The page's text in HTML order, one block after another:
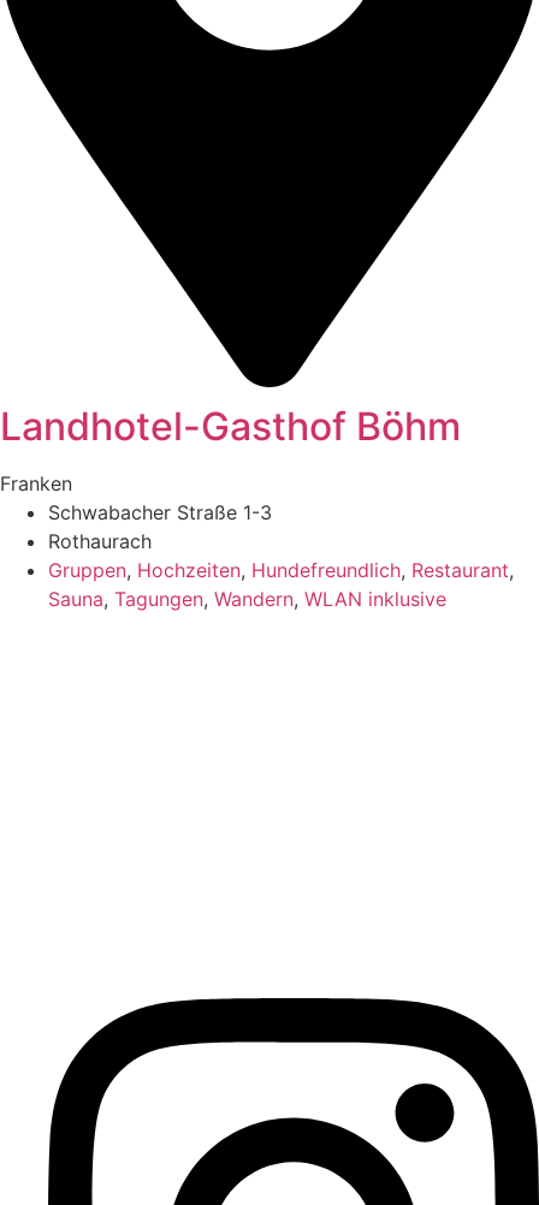
Landhotel-Gasthof Böhm
Franken
Schwabacher Straße 1-3
Rothaurach
Gruppen, Hochzeiten, Hundefreundlich, Restaurant,
Sauna, Tagungen, Wandern, WLAN inklusive